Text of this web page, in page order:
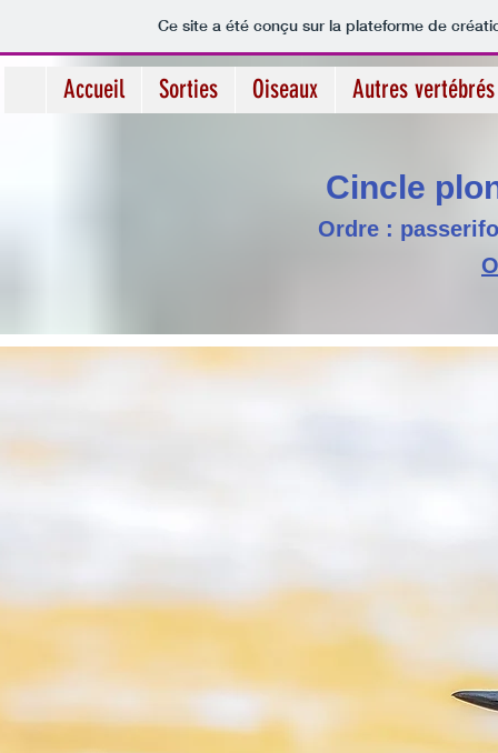
Ce site a été conçu sur la plateforme de
Accueil Sorties Oiseaux Autres vertébrés
Cincle
Ordre :